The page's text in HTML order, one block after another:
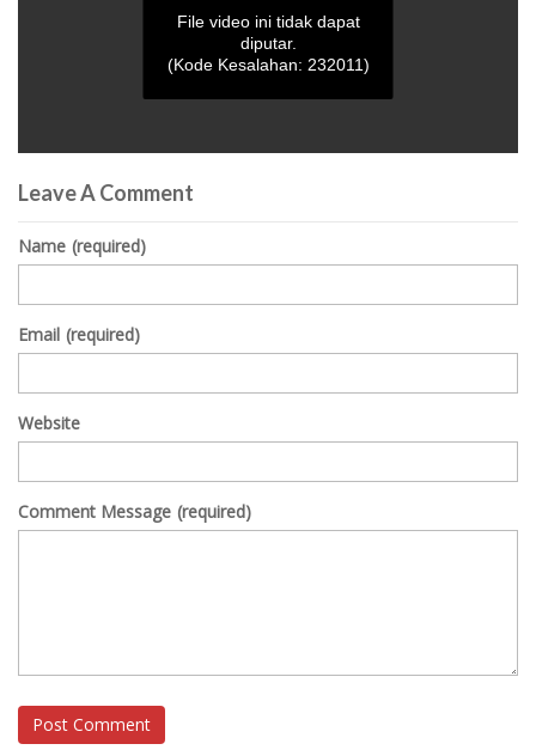
seconds
of
seconds
File video ini tidak dapat
diputar.
(Kode Kesalahan: 232011)
Leave A Comment
Name (required)
Email (required)
Website
Comment Message (required)
Post Comment